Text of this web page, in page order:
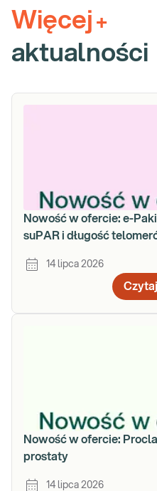
Więcej +
aktualności
Nowość w ofercie: e-
suPAR i długość
14 lipca 2026
Nowość w ofercie:
prostaty
14 lipca 2026